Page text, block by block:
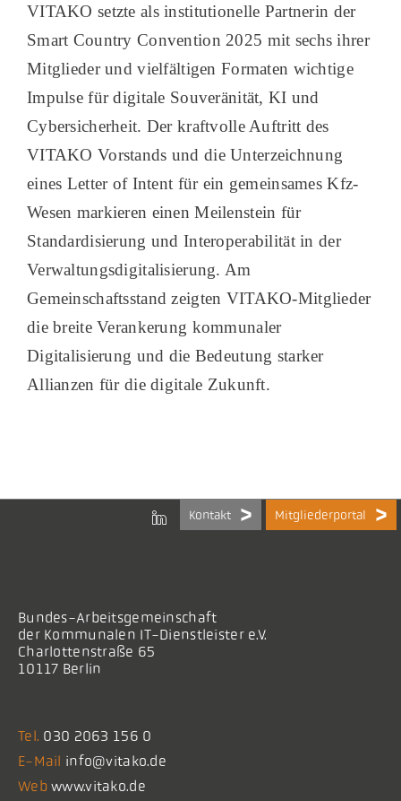
VITAKO setzte als institutionelle Partnerin der
Smart Country Convention 2025 mit sechs ihrer
Mitglieder und vielfältigen Formaten wichtige
Impulse für digitale Souveränität, KI und
Cybersicherheit. Der kraftvolle Auftritt des
VITAKO Vorstands und die Unterzeichnung
eines Letter of Intent für ein gemeinsames Kfz-
Wesen markieren einen Meilenstein für
Standardisierung und Interoperabilität in der
Verwaltungsdigitalisierung. Am
Gemeinschaftsstand zeigten VITAKO-Mitglieder
die breite Verankerung kommunaler
Digitalisierung und die Bedeutung starker
Allianzen für die digitale Zukunft.
Kontakt Mitgliederportal
Bundes-Arbeitsgemeinschaft
der Kommunalen IT-Dienstleister e.V.
Charlottenstraße 65
10117 Berlin
Tel. 030 2063 156 0
E-Mail info@vitako.de
Webwww.vitako.de